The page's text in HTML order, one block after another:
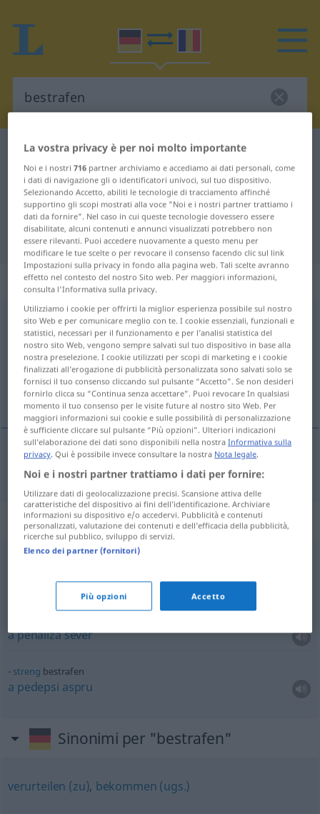
Dizionario Tedesco-Rumeno bestrafen
Traduzione Tedesco-Rumeno per
"bestrafen"
"bestrafen" traduzione Rumeno
„bestrafen“: transitives Verb
bestrafenv/t
Panoramica di tutte le traduzion
(Fai clic sulla/Tocca traduzione per maggiori dettagli)
a pedepsi
pedepsi bestrafen
Esempi di utilizzo "bestrafen"
săfiepedepsit
apenalizasever
streng bestrafen
a pedepsi aspru
Sinonimi per "bestrafen"
verurteilen (zu), bekommen (ugs.)
La vostra privacy è per noi molto importante
Noi e i nostri716 partner archiviamo e accediamo ai dati personali, come
i dati di navigazione gli o identificatori univoci, sul tuo dispositivo.
Selezionando Accetto, abiliti le tecnologie di tracciamento affinché
supportino gli scopi mostrati alla voce "Noi e i nostri partner trattiamo i
dati da fornire". Nel caso in cui queste tecnologie dovessero essere
disabilitate, alcuni contenuti e annunci visualizzati potrebbero non
essere rilevanti. Puoi accedere nuovamente a questo menu per
modificare le tue scelte o per revocare il consenso facendo clic sul link
Impostazioni sulla privacy in fondo alla pagina web. Tali scelte avranno
effetto nel contesto del nostro Sito web. Per maggiori informazioni,
consulta l'Informativa sulla privacy.
Utilizziamo i cookie per offrirti la miglior esperienza possibile sul nostro
sito Web e per comunicare meglio con te. I cookie essenziali, funzionali e
statistici, necessari per il funzionamento e per l’analisi statistica del
nostro sito Web, vengono sempre salvati sul tuo dispositivo in base alla
nostra preselezione. I cookie utilizzati per scopi di marketing e i cookie
finalizzati all’erogazione di pubblicità personalizzata sono salvati solo se
fornisci il tuo consenso cliccando sul pulsante “Accetto”. Se non desideri
fornirlo clicca su “Continua senza accettare”. Puoi revocare In qualsiasi
momento il tuo consenso per le visite future al nostro sito Web. Per
maggiori informazioni sui cookie e sulle possibilità di personalizzazione
è sufficiente cliccare sul pulsante “Più opzioni”. Ulteriori indicazioni
sull’elaborazione dei dati sono disponibili nella nostraInformativa sulla
privacy. Qui è possibile invece consultare la nostra Nota legale.
Noi e i nostri partner trattiamo i dati per fornire:
Utilizzare dati di geolocalizzazione precisi. Scansione attiva delle
caratteristiche del dispositivo ai fini dell’identificazione. Archiviare
informazioni su dispositivo e/o accedervi. Pubblicità e contenuti
personalizzati, valutazione dei contenuti e dell’efficacia della pubblicità,
ricerche sul pubblico, sviluppo di servizi.
Elenco dei partner (fornitori)
Più opzioni Accetto